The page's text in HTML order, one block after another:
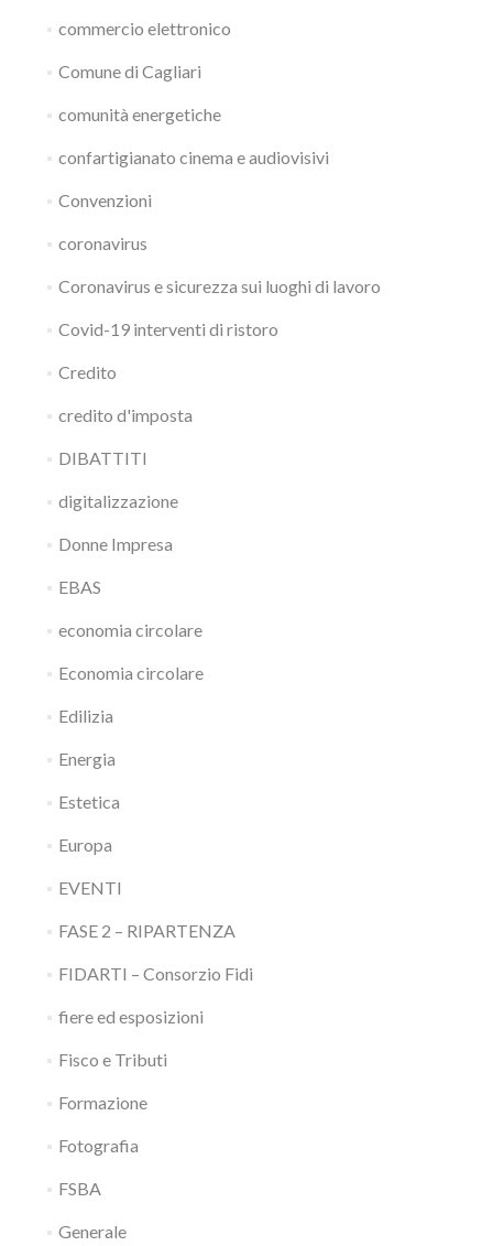
commercio elettronico
Comune di Cagliari
comunità energetiche
confartigianato cinema e audiovisivi
Convenzioni
coronavirus
Coronavirus e sicurezza sui luoghi di lavoro
Covid-19 interventi di ristoro
Credito
credito d'imposta
DIBATTITI
digitalizzazione
Donne Impresa
EBAS
economia circolare
Economia circolare
Edilizia
Energia
Estetica
Europa
EVENTI
FASE 2 – RIPARTENZA
FIDARTI – Consorzio Fidi
fiere ed esposizioni
Fisco e Tributi
Formazione
Fotografia
FSBA
Generale